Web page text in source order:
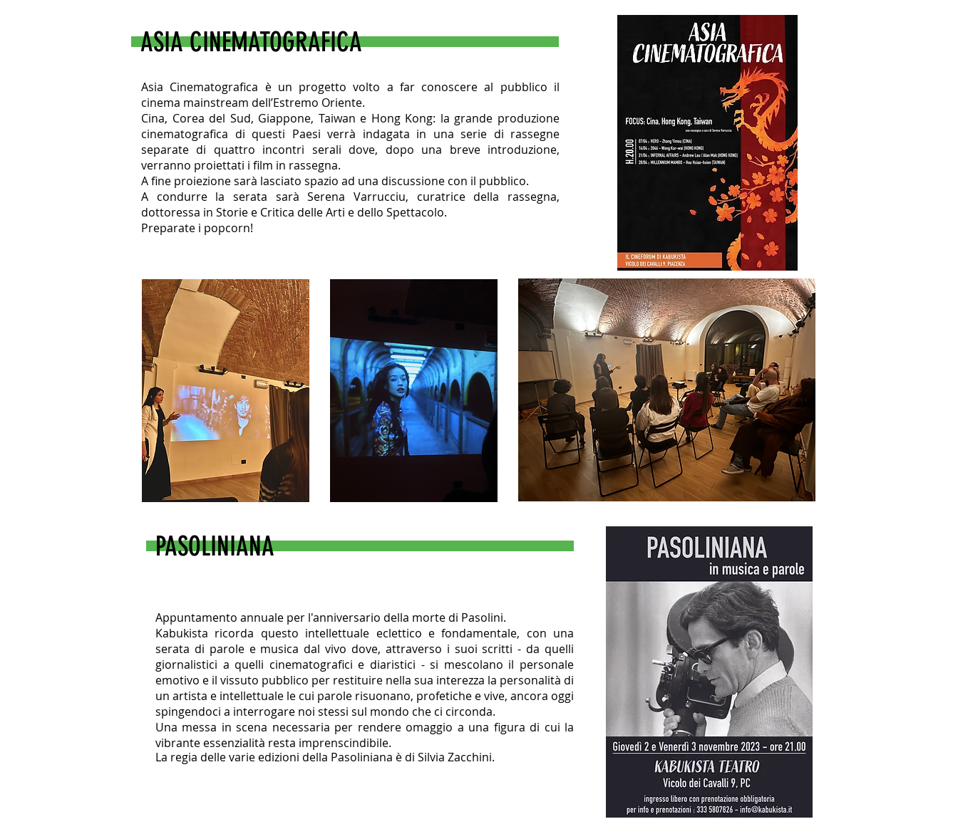
ASIA CINEMATOGRAFICA
Asia Cinematografica è un progetto volto a far conoscere al pubblico il
cinema mainstream dell’Estremo Oriente.
Cina, Corea del Sud, Giappone, Taiwan e Hong Kong: la grande produzione
cinematografica di questi Paesi verrà indagata in una serie di rassegne
separate di quattro incontri serali dove, dopo una breve introduzione,
verranno proiettati i film in rassegna.
A fine proiezione sarà lasciato spazio ad una discussione con il pubblico.
A condurre la serata sarà Serena Varrucciu, curatrice della rassegna,
dottoressa in Storie e Critica delle Arti e dello Spettacolo.
Preparate i popcorn!
PASOLINIANA
Appuntamento annuale per l'anniversario della morte di Pasolini.
Kabukista ricorda questo intellettuale eclettico e fondamentale, con una
serata di parole e musica dal vivo dove, attraverso i suoi scritti - da quelli
giornalistici a quelli cinematografici e diaristici - si mescolano il personale
emotivo e il vissuto pubblico per restituire nella sua interezza la personalità di
un artista e intellettuale le cui parole risuonano, profetiche e vive, ancora oggi
spingendoci a interrogare noi stessi sul mondo che ci circonda.
Una messa in scena necessaria per rendere omaggio a una figura di cui la
vibrante essenzialità resta imprenscindibile.
​La regia delle varie edizioni della Pasoliniana è di Silvia Zacchini.